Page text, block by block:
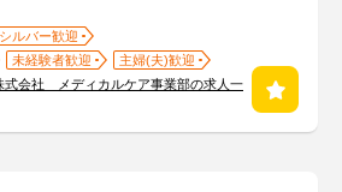
シルバー歓迎
未経験者歓迎
主婦(夫)歓迎
式会社 メディカルケア事業部の求人一